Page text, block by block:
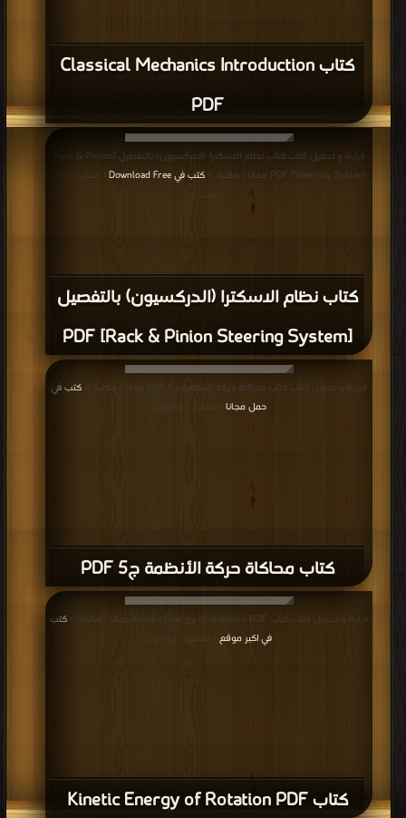
كتاب Classical Mechanics Introduction
PDF
كتاب نظام الاسكترا (الدركسيون) بالتفصيل
[Rack & Pinion Steering System] PDF
قراءة و تحميل كتاب كتاب نظام الاسكترا (الدركسيون) بالتفصيل [Rack & Pinion
Steering System] PDF مجانا | مكتبة >
كتب في Download Free
| التحميل : مرة/
مرات
كتاب محاكاة حركة الأنظمة ج5 PDF
قراءة و تحميل كتاب كتاب محاكاة حركة الأنظمة ج5 PDF مجانا | مكتبة >
كتب في
حمل مجانا | التحميل : مرة/مرات
كتاب Kinetic Energy of Rotation PDF
قراءة و تحميل كتاب كتاب Kinetic Energy of Rotation PDF مجانا | مكتبة >
كتب
في اكبر موقع | التحميل : مرة/مرات